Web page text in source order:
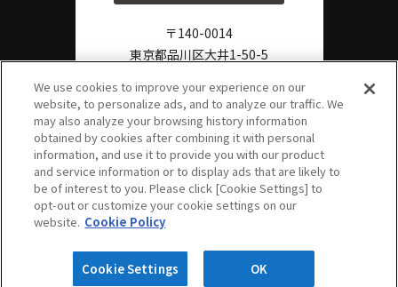
〒140-0014
東京都品川区大井1-50-5
0570-011-806
FAX:03-3778-3861
We use cookies to improve your experience on our
website, to personalize ads, and to analyze our traffic. We
may also analyze your browsing history information
obtained by cookies after combining it with personal
information, and use it to provide you with our product
and service information or to display ads that are likely to
be of interest to you. Please click [Cookie Settings] to
opt-out or customize your cookie settings on our
website. Cookie Policy
Cookie Settings OK